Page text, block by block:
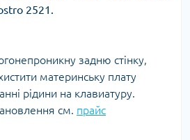
2521.
задню стінку,
материнську плату
рідини на клавиатуру.
см. прайс